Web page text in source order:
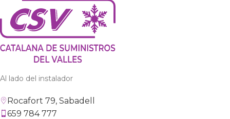
Al lado del instalador
Rocafort 79, Sabadell
659 784 777